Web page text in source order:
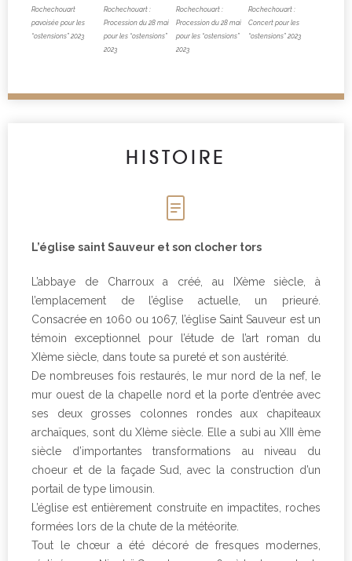
Rochechouart
pavoisée pour les
“ostensions” 2023
Rochechouart :
Procession du 28 mai
pour les “ostensions”
2023
Rochechouart :
Procession du 28 mai
pour les “ostensions”
2023
Rochechouart :
Concert pour les
“ostensions” 2023
HISTOIRE
L’église saint Sauveur et son clocher tors
L’abbaye de Charroux a créé, au IXème siècle, à
l’emplacement de l’église actuelle, un prieuré.
Consacrée en 1060 ou 1067, l’église Saint Sauveur est un
témoin exceptionnel pour l’étude de l’art roman du
XIème siècle, dans toute sa pureté et son austérité.
De nombreuses fois restaurés, le mur nord de la nef, le
mur ouest de la chapelle nord et la porte d’entrée avec
ses deux grosses colonnes rondes aux chapiteaux
archaïques, sont du XIème siècle. Elle a subi au XIII ème
siècle d’importantes transformations au niveau du
choeur et de la façade Sud, avec la construction d’un
portail de type limousin.
L’église est entièrement construite en impactites, roches
formées lors de la chute de la météorite.
Tout le chœur a été décoré de fresques modernes,